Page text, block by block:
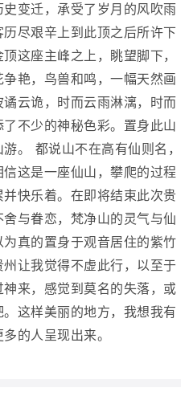
变迁，承受了岁月的风吹雨
尽艰辛上到此顶之后所许下
这座主峰之上，眺望脚下，
艳，鸟兽和鸣，一幅天然画
云诡，时而云雨淋漓，时而
不少的神秘色彩。置身此山
。 都说山不在高有仙则名，
这是一座仙山，攀爬的过程
快乐着。在即将结束此次贵
与眷恋，梵净山的灵气与仙
真的置身于观音居住的紫竹
让我觉得不虚此行，以至于
来，感觉到莫名的失落，或
这样美丽的地方，我想我有
的人呈现出来。